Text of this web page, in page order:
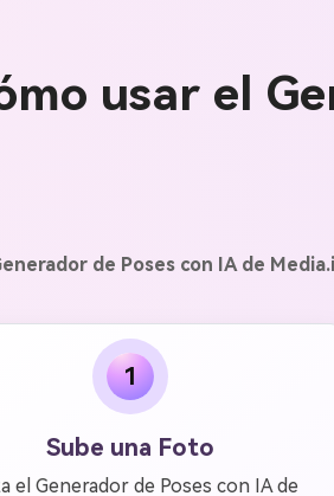
usar el
de Poses con IA de
1
Sube una Foto
el Generador de Poses con IA de